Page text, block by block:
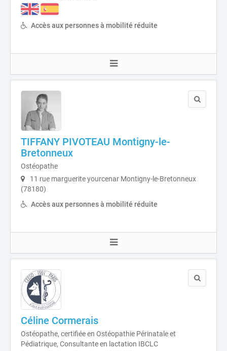
Accès aux personnes à mobilité réduite
TIFFANY PIVOTEAU Montigny-le-
Bretonneux
Ostéopathe
11 rue marguerite yourcenar Montigny-le-Bretonneux
(78180)
Accès aux personnes à mobilité réduite
Céline Cormerais
Ostéopathe, certifiée en Ostéopathie Périnatale et
Pédiatrique, Consultante en lactation IBCLC